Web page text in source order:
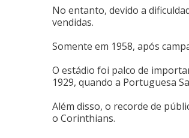
No entanto, devido a
vendidas.
Somente em 1958, após
O estádio foi palco de
1929, quando a Portuguesa
Além disso, o recorde de
o Corinthians.